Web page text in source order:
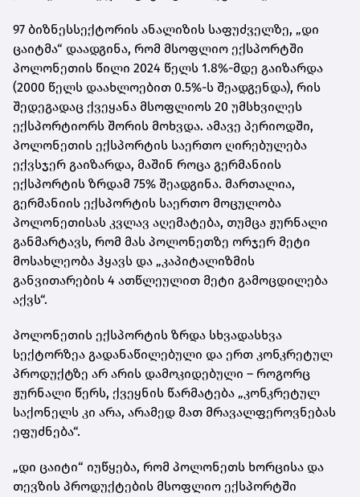
97 ბიზნესსექტორის ანალიზის საფუძველზე, „დი
ცაიტმა“ დაადგინა, რომ მსოფლიო ექსპორტში
პოლონეთის წილი 2024 წელს 1.8%-მდე გაიზარდა
(2000 წელს დაახლოებით 0.5%-ს შეადგენდა), რის
შედეგადაც ქვეყანა მსოფლიოს 20 უმსხვილეს
ექსპორტიორს შორის მოხვდა. ამავე პერიოდში,
პოლონეთის ექსპორტის საერთო ღირებულება
ექვსჯერ გაიზარდა, მაშინ როცა გერმანიის
ექსპორტის ზრდამ 75% შეადგინა. მართალია,
გერმანიის ექსპორტის საერთო მოცულობა
პოლონეთისას კვლავ აღემატება, თუმცა ჟურნალი
განმარტავს, რომ მას პოლონეთზე ორჯერ მეტი
მოსახლეობა ჰყავს და „კაპიტალიზმის
განვითარების 4 ათწლეულით მეტი გამოცდილება
აქვს“.
პოლონეთის ექსპორტის ზრდა სხვადასხვა
სექტორზეა გადანაწილებული და ერთ კონკრეტულ
პროდუქტზე არ არის დამოკიდებული – როგორც
ჟურნალი წერს, ქვეყნის წარმატება „კონკრეტულ
საქონელს კი არა, არამედ მათ მრავალფეროვნებას
ეფუძნება“.
„დი ცაიტი“ იუწყება, რომ პოლონეთს ხორცისა და
თევზის პროდუქტების მსოფლიო ექსპორტში